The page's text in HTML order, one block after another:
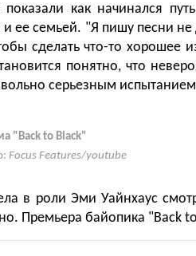
показали как начинался
ее семьей. "Я пишу песни не
сделать что-то хорошее
понятно, что
серьезным
"Back to Black"
Focus Features/youtube
в роли Эми Уайнхаус
Премьера байопика "Back